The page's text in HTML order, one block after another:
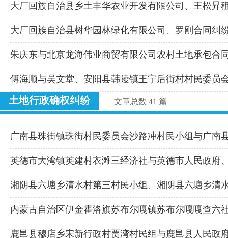
大厂回族自治县乡土丰华农业开发有限公司、王松昇
大厂回族自治县树华园林绿化有限公司、罗刚合同纠
朱庆东与北京龙海伟业商贸有限公司农村土地承包合
傅海顺与吴文堂、安阳县韩陵镇王宁后街村村民委员
土地行政确权纠纷 文章总数 41 篇
广南县珠街镇珠街村民委员会沙路冲村民小组与广南
英德市大湾镇英建村衣滩三经济社与英德市人民政府
湘阴县六塘乡清水村第三村民小组、湘阴县六塘乡清
内蒙古自治区伊金霍洛旗苏布尔嘎镇苏布尔嘎嘎查六
鹿邑县穆店乡宋新行政村贾湾村民组与鹿邑县人民政